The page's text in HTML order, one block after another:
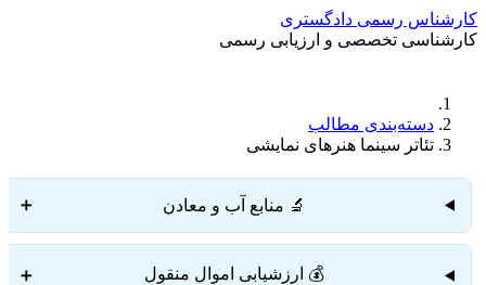
کارشناس رسمی دادگستری
کارشناسی تخصصی و ارزیابی رسمی
دسته‌بندی مطالب
تئاتر سینما هنرهای نمایشی
🔬 منابع آب و معادن ➕
💰 ارزشیابی اموال منقول ➕